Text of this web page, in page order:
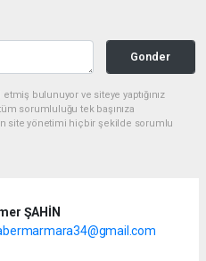
Gonder
bulunuyor ve siteye yaptığınız
sorumluluğu tek başınıza
site yönetimi hiçbir şekilde sorumlu
ŞAHİN